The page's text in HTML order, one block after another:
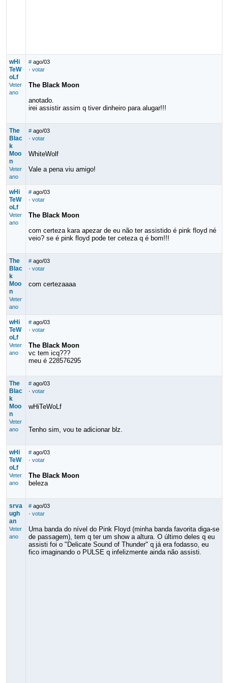
wHi
TeW
oLf
Veter
ano
# ago/03
· votar
The Black Moon
anotado.
irei assistir assim q tiver dinheiro para alugar!!!
The
Blac
k
Moo
n
Veter
ano
# ago/03
· votar
WhiteWolf
Vale a pena viu amigo!
wHi
TeW
oLf
Veter
ano
# ago/03
· votar
The Black Moon
com certeza kara apezar de eu não ter assistido é pink floyd né
veio? se é pink floyd pode ter ceteza q é bom!!!
The
Blac
k
Moo
n
Veter
ano
# ago/03
· votar
com certezaaaa
wHi
TeW
oLf
Veter
ano
# ago/03
· votar
The Black Moon
vc tem icq???
meu é 228576295
The
Blac
k
Moo
n
Veter
ano
# ago/03
· votar
wHiTeWoLf
Tenho sim, vou te adicionar blz.
wHi
TeW
oLf
Veter
ano
# ago/03
· votar
The Black Moon
beleza
srva
ugh
an
Veter
ano
# ago/03
· votar
Uma banda do nível do Pink Floyd (minha banda favorita diga-se
de passagem), tem q ter um show a altura. O último deles q eu
assisti foi o "Delicate Sound of Thunder" q já era fodasso, eu
fico imaginando o PULSE q infelizmente ainda não assisti.